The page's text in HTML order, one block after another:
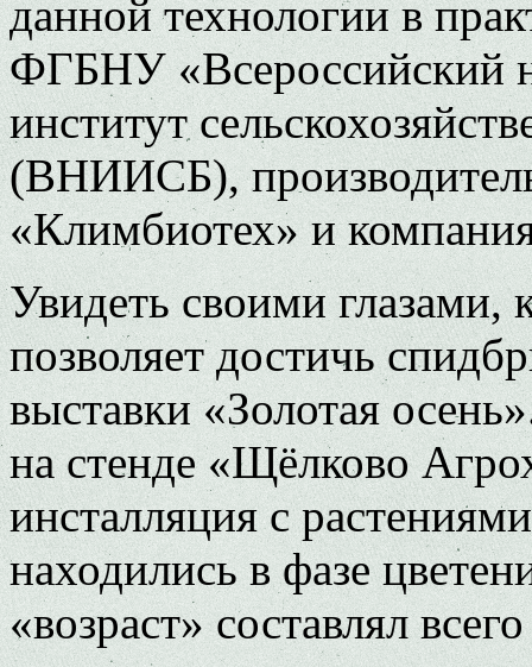
данной технологии в
ФГБНУ «Всероссийский
институт
(ВНИИСБ),
«Климбиотех» и
Увидеть своими глазами,
позволяет достичь
выставки «Золотая
на стенде «Щёлково
инсталляция с
находились в фазе
«возраст» составлял